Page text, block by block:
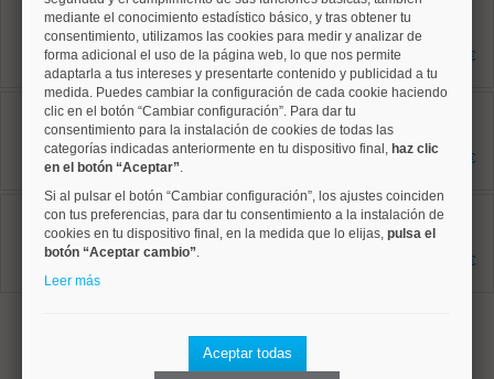
Ref: 10008941
196 m²
4 dormitorios
3 baños
1.397.000 €
Salamanca, Guindalera
Ref: 10008952
167 m²
4 dormitorios
2 baños
1.550.000 €
Tetuán, Castillejos
Ref: 10008915
80 m²
2 dormitorios
796.900 €
mediante el conocimiento estadístico básico, y tras obtener tu
consentimiento, utilizamos las cookies para medir y analizar de
forma adicional el uso de la página web, lo que nos permite
adaptarla a tus intereses y presentarte contenido y publicidad a tu
medida. Puedes cambiar la configuración de cada cookie haciendo
clic en el botón “Cambiar configuración”. Para dar tu
consentimiento para la instalación de cookies de todas las
categorías indicadas anteriormente en tu dispositivo final, haz clic
en el botón “Aceptar”.
Si al pulsar el botón “Cambiar configuración”, los ajustes coinciden
con tus preferencias, para dar tu consentimiento a la instalación de
cookies en tu dispositivo final, en la medida que lo elijas, pulsa el
botón “Aceptar cambio”.
Leer más
Aceptar todas